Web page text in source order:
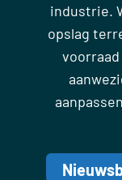
industrie.
opslag